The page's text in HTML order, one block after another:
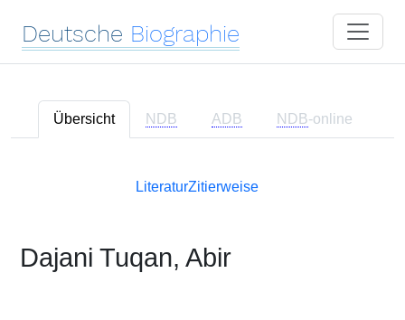
Deutsche Biographie
Übersicht NDB ADB NDB-online
LiteraturZitierweise
Dajani Tuqan, Abir